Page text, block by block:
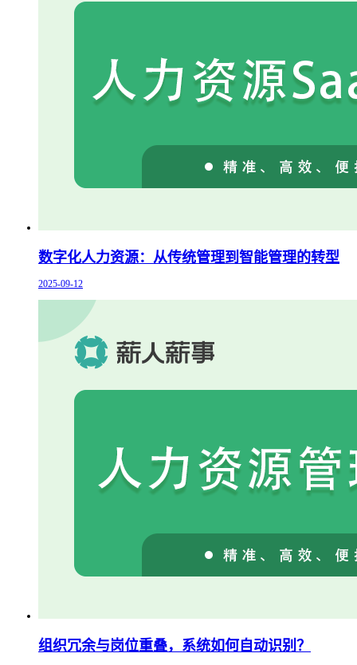
数字化人力资源：从传统管理到智能管理的转型
2025-09-12
组织冗余与岗位重叠，系统如何自动识别？